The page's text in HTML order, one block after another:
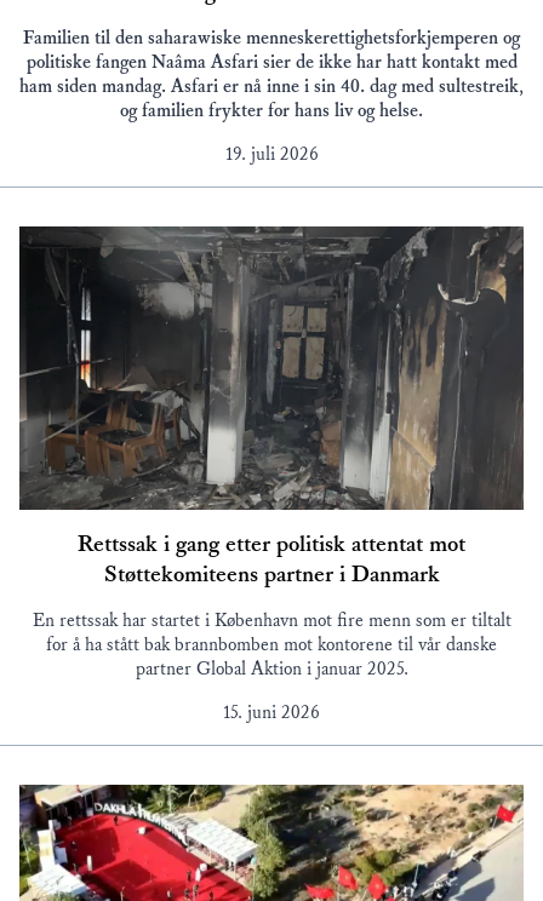
Familien til den saharawiske menneskerettighetsforkjemperen og
politiske fangen Naâma Asfari sier de ikke har hatt kontakt med
ham siden mandag. Asfari er nå inne i sin 40. dag med sultestreik,
og familien frykter for hans liv og helse.
19. juli 2026
Rettssak i gang etter politisk attentat mot
Støttekomiteens partner i Danmark
En rettssak har startet i København mot fire menn som er tiltalt
for å ha stått bak brannbomben mot kontorene til vår danske
partner Global Aktion i januar 2025.
15. juni 2026